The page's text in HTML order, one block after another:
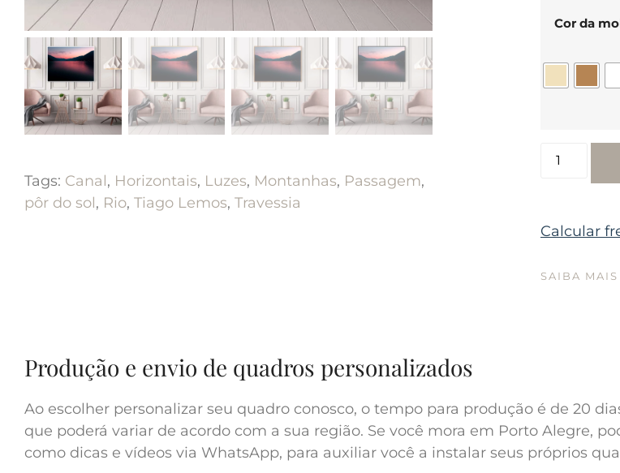
Tags: Canal, Horizontais, Luzes, Montanhas, Passagem,
pôr do sol, Rio, Tiago Lemos, Travessia
Cor da
Calcular
SAIBA
Produção e envio de quadros personalizados
Ao escolher personalizar seu quadro conosco, o tempo para produção é de 20
que poderá variar de acordo com a sua região. Se você mora em Porto Alegre,
como dicas e vídeos via WhatsApp, para auxiliar você a instalar seus próprios